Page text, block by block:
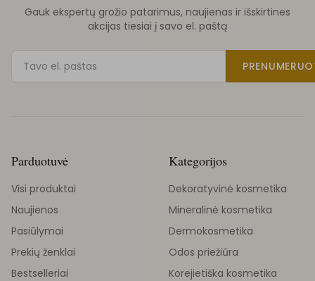
Gauk ekspertų grožio patarimus, naujienas ir išskirtines
akcijas tiesiai į savo el. paštą
Parduotuvė
Visi produktai
Naujienos
Pasiūlymai
Prekių ženklai
Bestselleriai
Kategorijos
Dekoratyvinė kosmetika
Mineralinė kosmetika
Dermokosmetika
Odos priežiūra
Korejietiška kosmetika